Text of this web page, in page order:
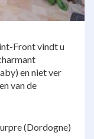
Front vindt u
en niet ver
van de
(Dordogne)